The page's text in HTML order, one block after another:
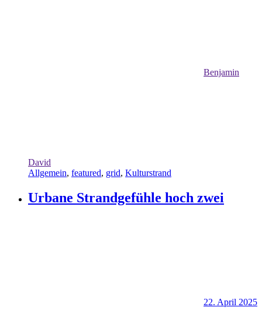
Benjamin
David
Allgemein, featured, grid, Kulturstrand
Urbane Strandgefühle hoch zwei
22. April 2025